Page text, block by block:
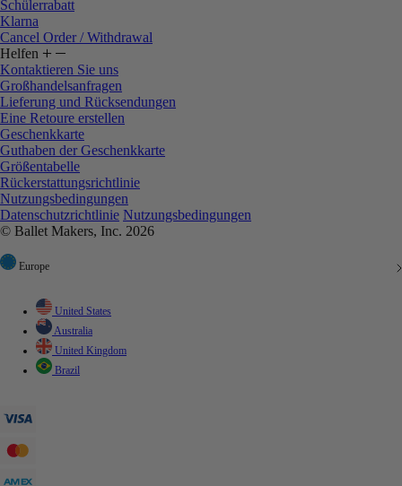
Schülerrabatt
Klarna
Cancel Order / Withdrawal
Helfen
Kontaktieren Sie uns
Großhandelsanfragen
Lieferung und Rücksendungen
Eine Retoure erstellen
Geschenkkarte
Guthaben der Geschenkkarte
Größentabelle
Rückerstattungsrichtlinie
Nutzungsbedingungen
Datenschutzrichtlinie Nutzungsbedingungen
© Ballet Makers, Inc. 2026
Europe
United States
Australia
United Kingdom
Brazil